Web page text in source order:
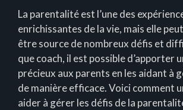
La parentalité est l’une des
enrichissantes de la vie, mais elle
être source de nombreux défis et
que coach, il est possible d’apporter
précieux aux parents en les aidant à
de manière efficace. Voici comment
aider à gérer les défis de la